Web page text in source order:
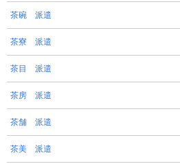
茶碗 派遣
茶寮 派遣
茶目 派遣
茶房 派遣
茶舗 派遣
茶美 派遣